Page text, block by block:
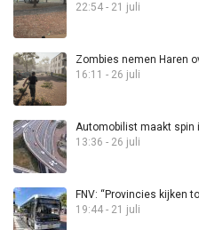
22:54 - 21 juli
Zombies nemen Haren
16:11 - 26 juli
Automobilist maakt spin
13:36 - 26 juli
FNV: “Provincies kijken
19:44 - 21 juli